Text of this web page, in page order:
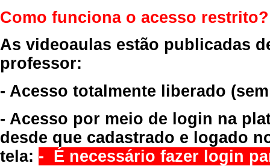
Como funciona o acesso restrito?
As videoaulas estão publicadas
professor:
- Acesso totalmente liberado
- Acesso por meio de login na
desde que cadastrado e logado
tela: - É necessário fazer login